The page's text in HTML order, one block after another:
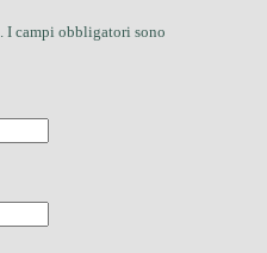
I campi obbligatori sono